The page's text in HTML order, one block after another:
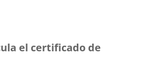
el certificado de